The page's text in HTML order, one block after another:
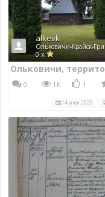
alkevk
0 x
0 1К 1
14 июл 2020